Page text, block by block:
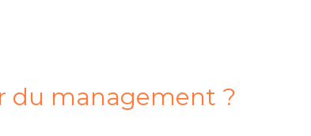
du management ?